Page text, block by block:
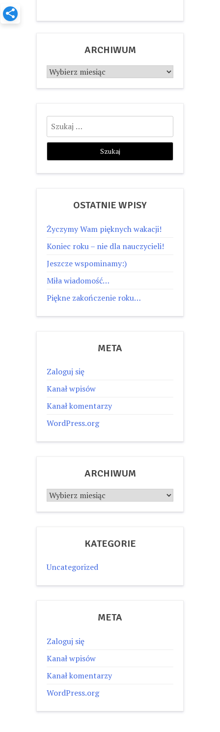
ARCHIWUM
Archiwum
Szukaj:
OSTATNIE WPISY
Życzymy Wam pięknych wakacji!
Koniec roku – nie dla nauczycieli!
Jeszcze wspominamy:)
Miła wiadomość…
Piękne zakończenie roku…
META
Zaloguj się
Kanał wpisów
Kanał komentarzy
WordPress.org
ARCHIWUM
Archiwum
KATEGORIE
Uncategorized
META
Zaloguj się
Kanał wpisów
Kanał komentarzy
WordPress.org